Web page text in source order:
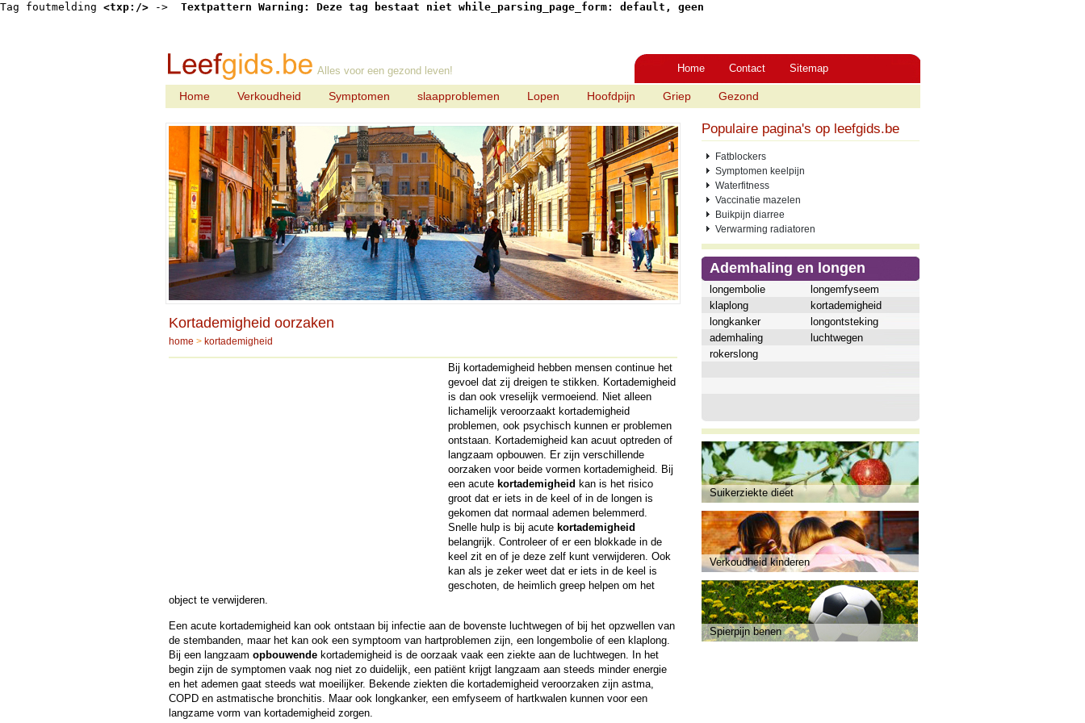
Tag foutmelding <txp:/> -> Textpattern Warning: Deze tag bestaat niet while_parsing_page_form: default, geen
Alles voor een gezond leven! Home Contact Sitemap
Home Verkoudheid Symptomen slaapproblemen Lopen Hoofdpijn Griep Gezond
Kortademigheid oorzaken
home > kortademigheid
Bij kortademigheid hebben mensen continue het
gevoel dat zij dreigen te stikken. Kortademigheid
is dan ook vreselijk vermoeiend. Niet alleen
lichamelijk veroorzaakt kortademigheid
problemen, ook psychisch kunnen er problemen
ontstaan. Kortademigheid kan acuut optreden of
langzaam opbouwen. Er zijn verschillende
oorzaken voor beide vormen kortademigheid. Bij
een acute kortademigheid kan is het risico
groot dat er iets in de keel of in de longen is
gekomen dat normaal ademen belemmerd.
Snelle hulp is bij acute kortademigheid
belangrijk. Controleer of er een blokkade in de
keel zit en of je deze zelf kunt verwijderen. Ook
kan als je zeker weet dat er iets in de keel is
geschoten, de heimlich greep helpen om het
object te verwijderen.
Een acute kortademigheid kan ook ontstaan bij infectie aan de bovenste luchtwegen of bij het opzwellen van
de stembanden, maar het kan ook een symptoom van hartproblemen zijn, een longembolie of een klaplong.
Bij een langzaam opbouwendekortademigheid is de oorzaak vaak een ziekte aan de luchtwegen. In het
begin zijn de symptomen vaak nog niet zo duidelijk, een patiënt krijgt langzaam aan steeds minder energie
en het ademen gaat steeds wat moeilijker. Bekende ziekten die kortademigheid veroorzaken zijn astma,
COPDen astmatische bronchitis. Maar ook longkanker, een emfyseem of hartkwalen kunnen voor een
langzame vorm van kortademigheid zorgen.
Populaire pagina's op leefgids.be
Fatblockers
Symptomen keelpijn
Waterfitness
Vaccinatie mazelen
Buikpijn diarree
Verwarming radiatoren
Ademhaling en longen
longembolie
longemfyseem
klaplong
kortademigheid
longkanker
longontsteking
ademhaling
luchtwegen
rokerslong
Suikerziekte dieet
Verkoudheid kinderen
Spierpijn benen